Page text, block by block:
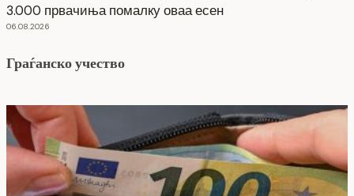
3.000 првачиња помалку оваа есен
06.08.2026
Граѓанско учество